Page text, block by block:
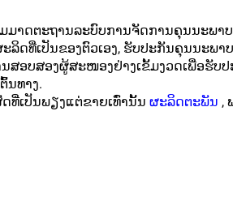
າດຕະຖານລະບົບການຈັດການຄຸນນະພາບ
ລິດທີ່ເປັນຂອງຕົວເອງ, ຮັບປະກັນຄຸນນະພ
ສອບສອງຜູ້ສະໜອງຢ່າງເຂັ້ມງວດເພື່ອຮັ
ນທາງ.
ທີ່ເປັນພຽງແຕ່ຂາຍເທົ່ານັ້ນ ຜະລິດຕະພັນ ,